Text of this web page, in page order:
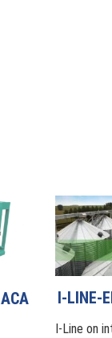
I-LINE-
I-Line on